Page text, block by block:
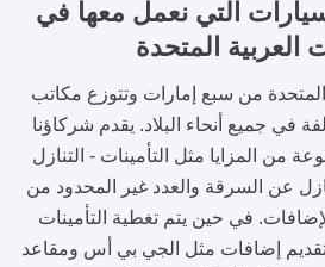
التي نعمل معها في
العربية المتحدة
المتحدة من سبع إمارات وتتوزع مكاتب
في جميع أنحاء البلاد. يقدم شركاؤنا
من المزايا مثل التأمينات - التنازل
عن السرقة والعدد غير المحدود من
في حين يتم تغطية التأمينات
إضافات مثل الجي بي أس ومقاعد